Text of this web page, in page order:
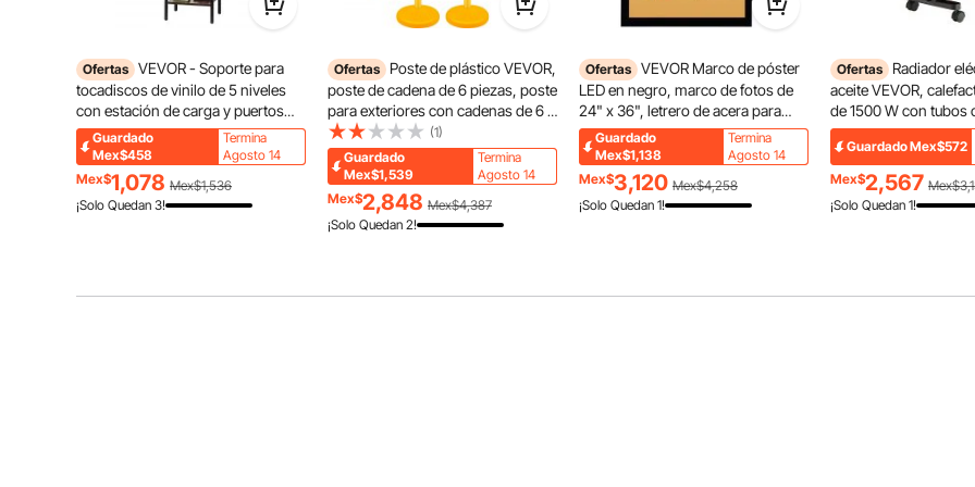
El asiento de columpio con respaldo alto y forma de cubo mejora el soporte y la seguridad mientras se
balancea. Los ganchos de seguridad de acero galvanizado son resistentes al óxido y la corrosión y tienen una
resistencia mejorada.
Ofertas VEVOR - Soporte para
tocadiscos de vinilo de 5 niveles
con estación de carga y puertos
USB, soporte para tocadiscos con
estante para exhibir discos para
sala de estar y dormitorio, color
Guardado
Mex$458
Termina
Agosto 14
Mex$1,078 Mex$1,536
¡Solo Quedan 3!
Ofertas
Poste de plástico VEVOR,
poste de cadena de 6 piezas, poste
para exteriores con cadenas de 6 x
39,5 pulgadas de largo, barrera de
control de multitudes de plástico
PE para advertencia/control de
multitudes en restaurantes,
supermercados, exposiciones,
centros comerciales
(1)
Guardado
Mex$1,539
Termina
Agosto 14
Mex$2,848 Mex$4,387
¡Solo Quedan 2!
Ofertas VEVOR Marco de póster
LED en negro, marco de fotos de
24" x 36", letrero de acera para
exhibición publicitaria, marco de
aluminio con retroiluminación caja
de luz LED, formatos horizontal y
vertical para pared, individual
Guardado
Mex$1,138
Termina
Agosto 14
Mex$3,120 Mex$4,258
¡Solo Quedan 1!
Ofertas
Radiador
aceite VEVOR,
de 1500 W con tubos
dobles en forma de
contra
niveles de calor,
24 h, ruedas flexibles,
distancia para
GuardadoMex$572
Mex$2,567
¡Solo Quedan 1!